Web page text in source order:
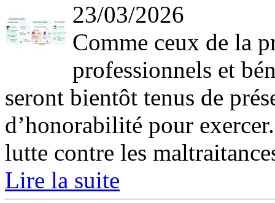
23/03/2026
Comme ceux de la
professionnels et
seront bientôt tenus de
d’honorabilité pour
lutte contre les
Lire la suite